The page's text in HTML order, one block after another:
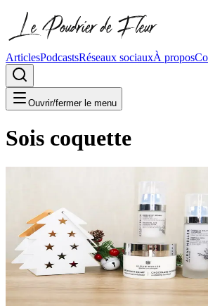
ArticlesPodcastsRéseaux sociauxÀ propos
Ouvrir/fermer le menu
Sois coquette